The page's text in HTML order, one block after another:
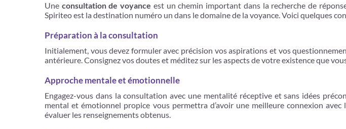
Une consultation de voyance est un chemin important dans la recherche de
Spiriteo est la destination numéro un dans le domaine de la voyance. Voici quelques
Préparation à la consultation
Initialement, vous devez formuler avec précision vos aspirations et vos
antérieure. Consignez vos doutes et méditez sur les aspects de votre existence que
Approche mentale et émotionnelle
Engagez-vous dans la consultation avec une mentalité réceptive et sans idées
mental et émotionnel propice vous permettra d’avoir une meilleure connexion
évaluer les renseignements obtenus.